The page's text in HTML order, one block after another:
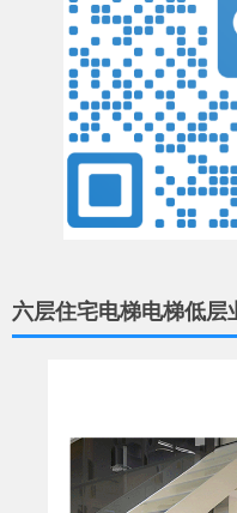
六层住宅电梯电梯低